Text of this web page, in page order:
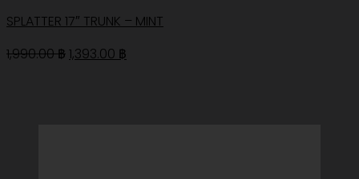
SPLATTER 17″ TRUNK – MINT
1,990.00฿Original
1,393.00 ฿